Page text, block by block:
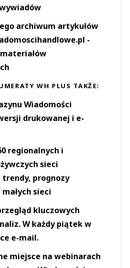
archiwum artykułów
-
WH PLUS TAKŻE:
Wiadomości
drukowanej i e-
regionalnych i
sieci
trendy, prognozy
sieci
kluczowych
W każdy piątek w
e-mail.
miejsce na webinarach